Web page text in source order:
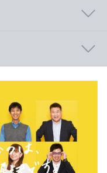
ウエア
など最先端のICT技
オフィス勤務
活躍している
『デキスパート』シ
￣￣￣￣￣￣￣￣￣
し
数
人数